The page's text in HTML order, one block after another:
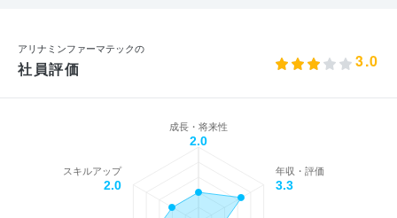
アリナミンファーマテックの
社員評価 3.0
成長・将来性
2.0
年収・評価
3.3
スキルアップ
2.0